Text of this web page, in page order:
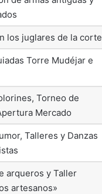
los juglares de la corte
Torre Mudéjar e
Torneo de
Mercado
Talleres y Danzas
arqueros y Taller
artesanos»